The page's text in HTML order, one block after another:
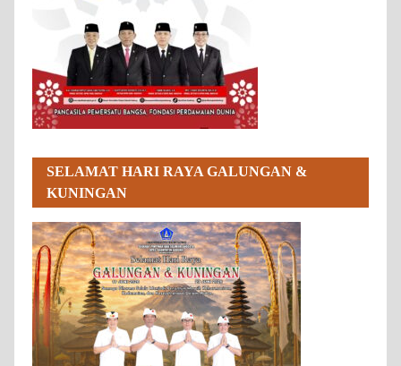
SELAMAT HARI RAYA GALUNGAN &
KUNINGAN